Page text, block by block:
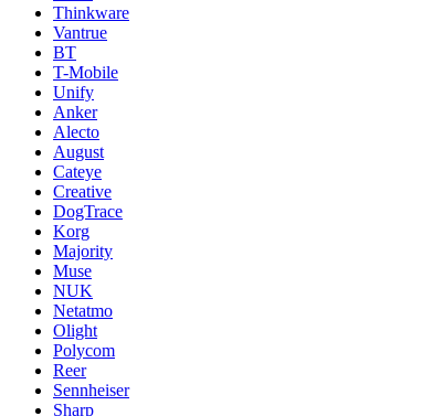
Thinkware
Vantrue
BT
T-Mobile
Unify
Anker
Alecto
August
Cateye
Creative
DogTrace
Korg
Majority
Muse
NUK
Netatmo
Olight
Polycom
Reer
Sennheiser
Sharp